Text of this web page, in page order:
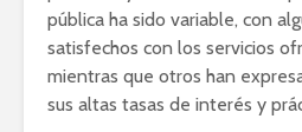
pública ha sido variable, con
satisfechos con los servicios
mientras que otros han
sus altas tasas de interés y